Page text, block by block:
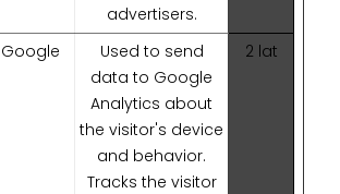
advertisers.
Google
Used to send
data to Google
Analytics about
the visitor's device
and behavior.
Tracks the visitor
2 lat